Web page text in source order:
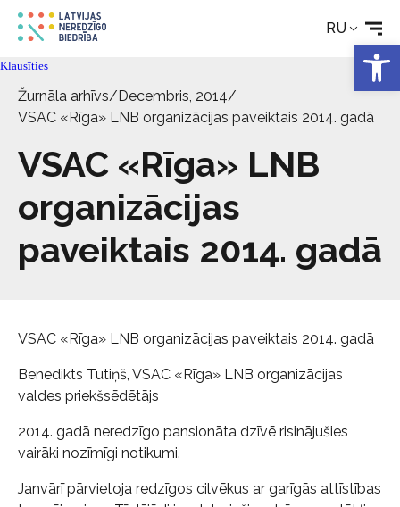
RU
Услуги
Об Обществе
Свяжитесь с
Klausīties
Žurnāla arhīvs/Decembris, 2014/
VSAC «Rīga» LNB organizācijas paveiktais 2014. gadā
VSAC «Rīga» LNB
organizācijas
paveiktais 2014. gadā
VSAC «Rīga» LNB organizācijas paveiktais 2014. gadā
Benedikts Tutiņš, VSAC «Rīga» LNB organizācijas
valdes priekšsēdētājs
2014. gadā neredzīgo pansionāta dzīvē risinājušies
vairāki nozīmīgi notikumi.
Janvārī pārvietoja redzīgos cilvēkus ar garīgās attīstības